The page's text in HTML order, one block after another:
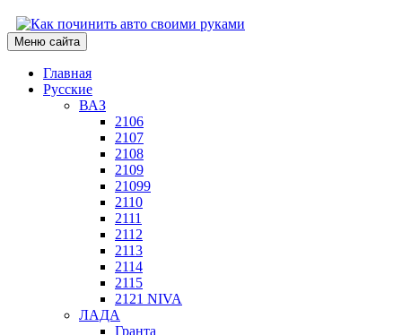
Меню сайта
Главная
Русские
ВАЗ
2106
2107
2108
2109
21099
2110
2111
2112
2113
2114
2115
2121 NIVA
ЛАДА
Гранта